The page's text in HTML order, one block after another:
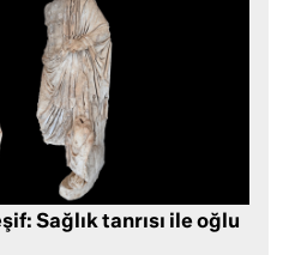
Sağlık tanrısı ile oğlu